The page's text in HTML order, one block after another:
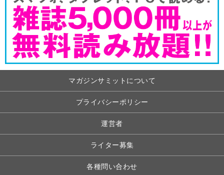
マガジンサミットについて
プライバシーポリシー
運営者
ライター募集
各種問い合わせ